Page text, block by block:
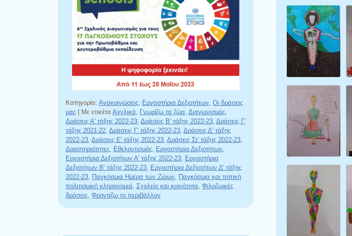
Κατηγορία: Ανακοινώσεις, Εργαστήρια Δεξιοτήτων, Οι δράσεις
μας
Με ετικέτα Αγγλικά, Γνωρίζω τα ζώα, Διαγωνισμός,
Δράσεις Α' τάξης 2022-23, Δράσεις Β' τάξης 2022-23, Δράσεις Γ'
τάξης 2021-22, Δράσεις Γ' τάξης 2022-23, Δράσεις Δ' τάξης
2022-23, Δράσεις Ε' τάξης 2022-23, Δράσεις Στ' τάξης 2022-23,
Δραστηριότητες, Εθελοντισμός, Εργαστήρια Δεξιοτήτων,
Εργαστήρια Δεξιοτήτων Α' τάξης 2022-23, Εργαστήρια
Δεξιοτήτων Β' τάξης 2022-23, Εργαστήρια Δεξιοτήτων Δ' τάξης
2022-23, Παγκόσμια Ημέρα των Ζώων, Παγκόσμια και τοπική
πολιτισμική κληρονομιά, Σχολείο και κοινότητα, Φιλοζωικές
δράσεις, Φροντίζω το περιβάλλον